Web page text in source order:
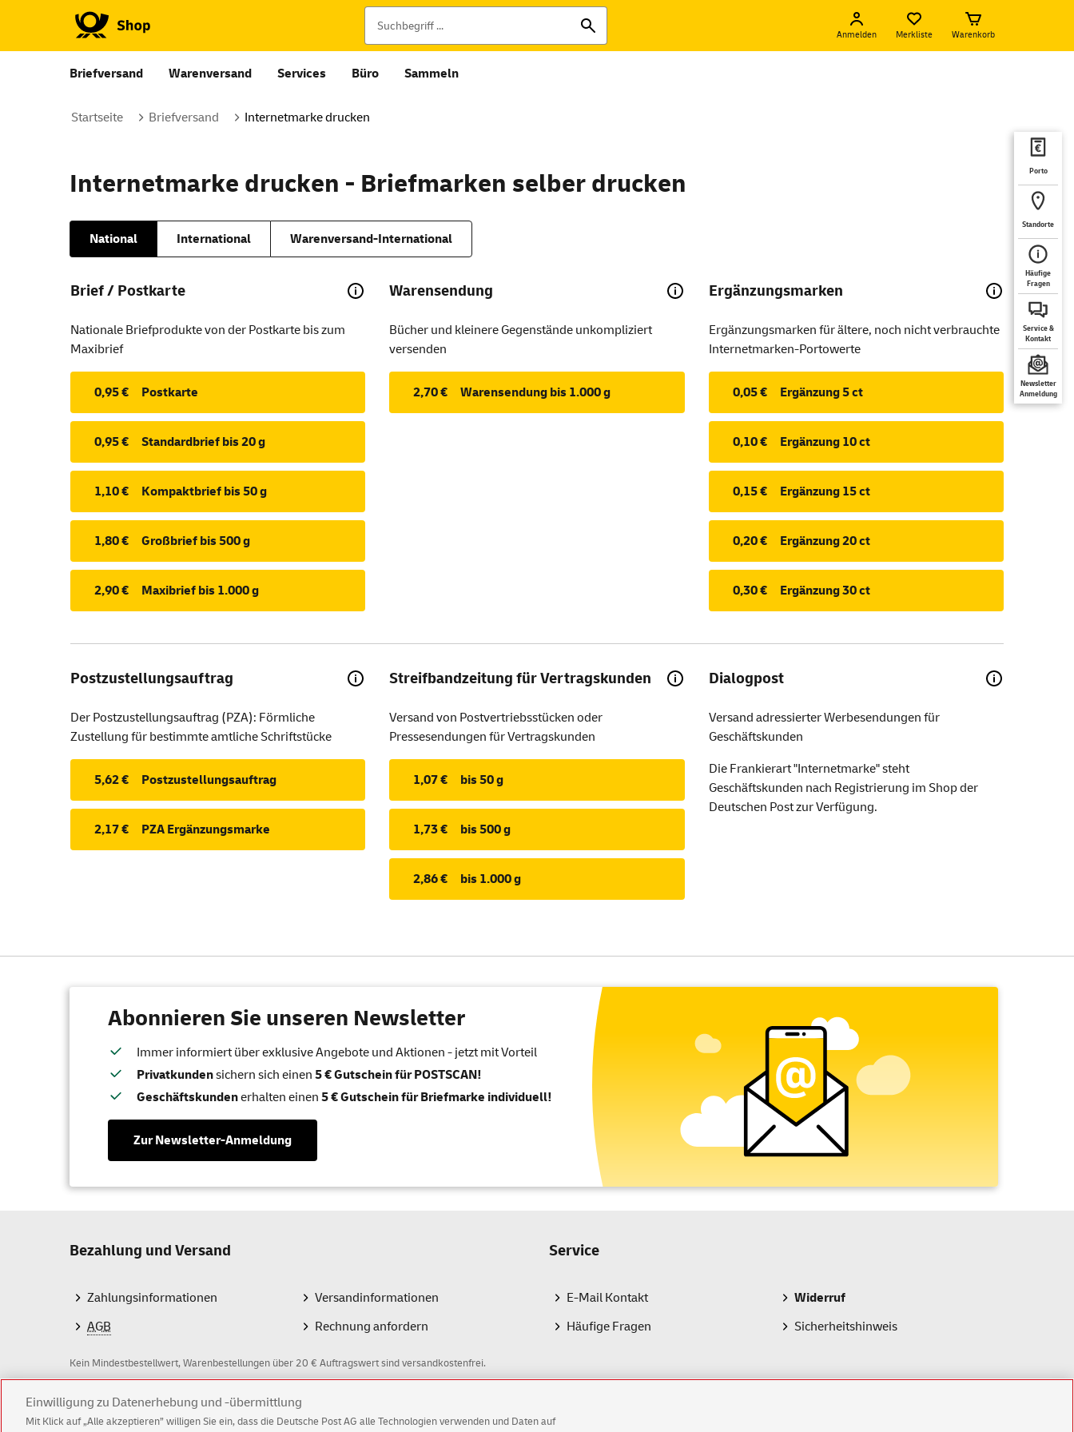
Anmelden Merkliste Warenkorb
Briefversand Warenversand Services Büro Sammeln
Porto
Standorte
Häufige
Fragen
Service &
Kontakt
Newsletter
Anmeldung
Startseite Briefversand Internetmarke drucken
Internetmarke drucken - Briefmarken selber drucken
National International Warenversand-International
Brief / Postkarte
Nationale Briefprodukte von der Postkarte bis zum
Maxibrief
0,95 € Postkarte
0,95 € Standardbrief bis 20 g
1,10 € Kompaktbrief bis 50 g
1,80 € Großbrief bis 500 g
2,90 € Maxibrief bis 1.000 g
Warensendung
Bücher und kleinere Gegenstände unkompliziert
versenden
2,70 € Warensendung bis 1.000 g
Ergänzungsmarken
Ergänzungsmarken für ältere, noch nicht verbrauchte
Internetmarken-Portowerte
0,05 € Ergänzung 5 ct
0,10 € Ergänzung 10 ct
0,15 € Ergänzung 15 ct
0,20 € Ergänzung 20 ct
0,30 € Ergänzung 30 ct
Postzustellungsauftrag
Der Postzustellungsauftrag (PZA): Förmliche
Zustellung für bestimmte amtliche Schriftstücke
5,62 € Postzustellungsauftrag
2,17 € PZA Ergänzungsmarke
Streifbandzeitung für Vertragskunden
Versand von Postvertriebsstücken oder
Pressesendungen für Vertragskunden
1,07 € bis 50 g
1,73 € bis 500 g
2,86 € bis 1.000 g
Dialogpost
Versand adressierter Werbesendungen für
Geschäftskunden
Die Frankierart "Internetmarke" steht
Geschäftskunden nach Registrierung im Shop der
Deutschen Post zur Verfügung.
Abonnieren Sie unseren Newsletter
Immer informiert über exklusive Angebote und Aktionen - jetzt mit Vorteil
Privatkundensichern sich einen 5 € Gutschein für POSTSCAN!
Geschäftskundenerhalten einen 5 € Gutschein für Briefmarke individuell!
Zur Newsletter-Anmeldung
Bezahlung und Versand
Zahlungsinformationen
AGB
Versandinformationen
Rechnung anfordern
Service
E-Mail Kontakt
Häufige Fragen
Widerruf
Sicherheitshinweis
Kein Mindestbestellwert, Warenbestellungen über 20 € Auftragswert sind versandkostenfrei.
Z
Einwilligung zu Datenerhebung und -übermittlung
Mit Klick auf „Alle akzeptieren” willigen Sie ein, dass die Deutsche Post AG alle Technologien verwenden und Daten auf